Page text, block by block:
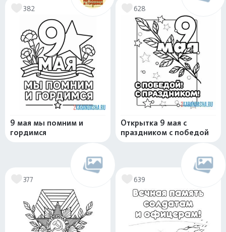
382
9 мая мы помним и
гордимся
628
Открытка 9 мая с
праздником с победой
377 639